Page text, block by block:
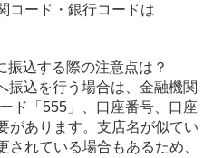
コード・銀行コードは
振込する際の注意点は？
振込を行う場合は、金融機関
ド「555」、口座番号、口座
があります。支店名が似てい
されている場合もあるため、